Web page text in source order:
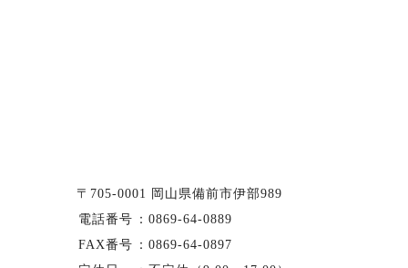
〒705-0001 岡山県備前市伊部989
電話番号 ： 0869-64-0889
FAX番号 ：0869-64-0897